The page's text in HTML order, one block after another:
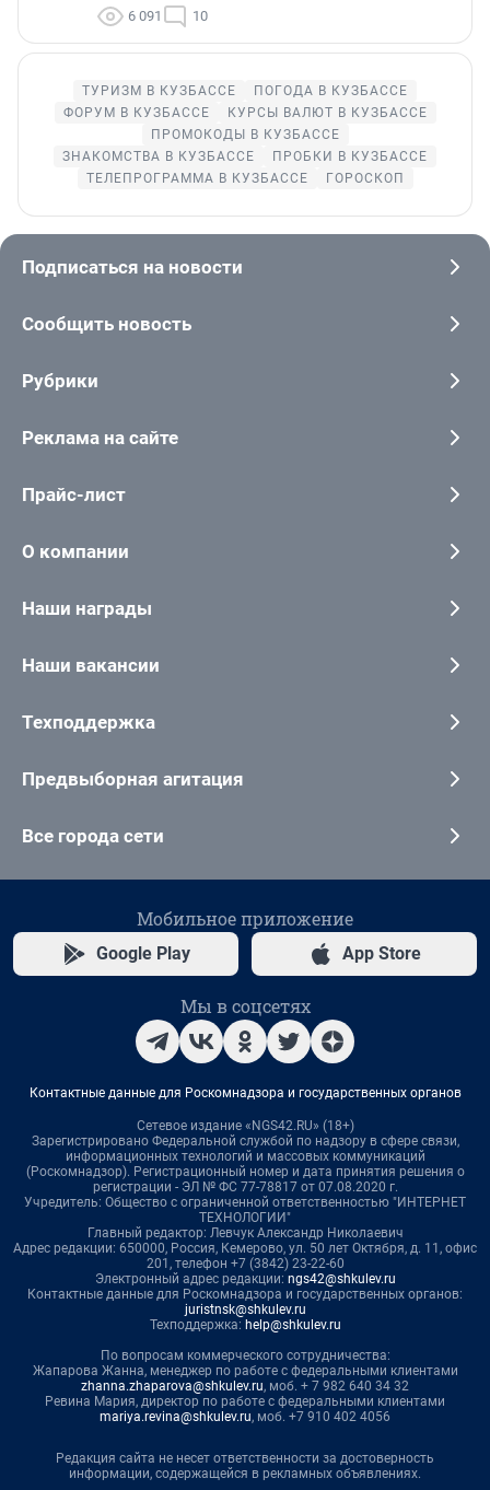
6 091 10
ТУРИЗМ В КУЗБАССЕ
ПОГОДА В КУЗБАССЕ
ФОРУМ В КУЗБАССЕ
КУРСЫ ВАЛЮТ В КУЗБАССЕ
ПРОМОКОДЫ В КУЗБАССЕ
ЗНАКОМСТВА В КУЗБАССЕ
ПРОБКИ В КУЗБАССЕ
ТЕЛЕПРОГРАММА В КУЗБАССЕ
ГОРОСКОП
Подписаться на новости
Сообщить новость
Рубрики
Реклама на сайте
Прайс-лист
О компании
Наши награды
Наши вакансии
Техподдержка
Предвыборная агитация
Все города сети
Мобильное приложение
Google Play App Store
Мы в соцсетях
Контактные данные для Роскомнадзора и государственных органов
Сетевое издание «NGS42.RU» (18+)
Зарегистрировано Федеральной службой по надзору в сфере связи,
информационных технологий и массовых коммуникаций
(Роскомнадзор). Регистрационный номер и дата принятия решения о
регистрации - ЭЛ № ФС 77-78817 от 07.08.2020 г.
Учредитель: Общество с ограниченной ответственностью "ИНТЕРНЕТ
ТЕХНОЛОГИИ"
Главный редактор: Левчук Александр Николаевич
Адрес редакции: 650000, Россия, Кемерово, ул. 50 лет Октября, д. 11, офис
201, телефон +7 (3842) 23-22-60
Электронный адрес редакции: ngs42@shkulev.ru
Контактные данные для Роскомнадзора и государственных органов:
juristnsk@shkulev.ru
Техподдержка: help@shkulev.ru
По вопросам коммерческого сотрудничества:
Жапарова Жанна, менеджер по работе с федеральными клиентами
zhanna.zhaparova@shkulev.ru, моб. + 7 982 640 34 32
Ревина Мария, директор по работе с федеральными клиентами
mariya.revina@shkulev.ru, моб. +7 910 402 4056
Редакция сайта не несет ответственности за достоверность
информации, содержащейся в рекламных объявлениях.